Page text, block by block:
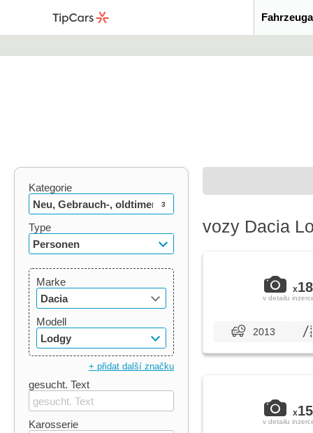
Kategorie
Neu, Gebrauch-, oldtimer
3
Type
Personen
Marke
Dacia
Modell
Lodgy
+ přidat další značku
gesucht. Text
Karosserie
vozy Dacia
x18
v detailu
2013
x15
v detailu